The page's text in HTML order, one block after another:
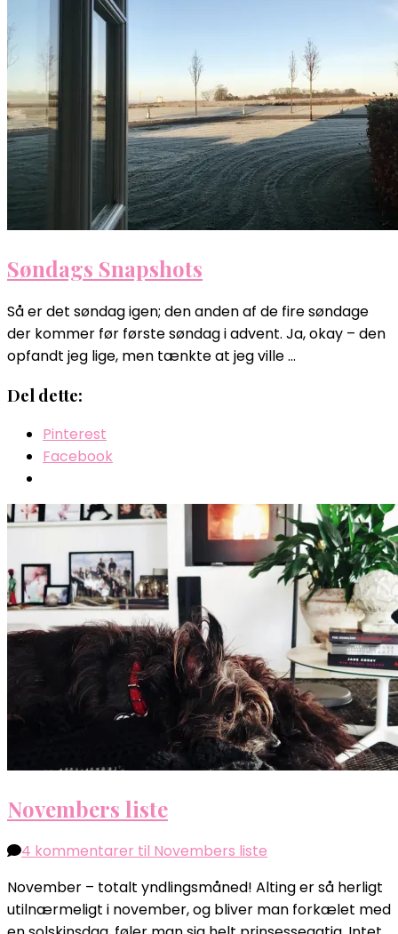
Søndags Snapshots
Så er det søndag igen; den anden af de fire søndage
der kommer før første søndag i advent. Ja, okay – den
opfandt jeg lige, men tænkte at jeg ville …
Del dette:
Pinterest
Facebook
Novembers liste
4 kommentarer til Novembers liste
November – totalt yndlingsmåned! Alting er så herligt
utilnærmeligt i november, og bliver man forkælet med